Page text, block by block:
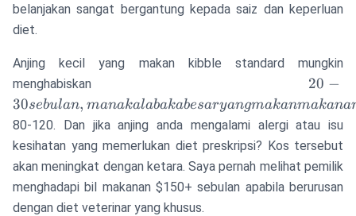
belanjakan sangat bergantung kepada saiz dan keperluan
diet.
Anjing kecil yang makan kibble standard mungkin
menghabiskan 20-30
baka
besar
yang
makan
20 −
30sebulan, manakalabakabesaryang
80-120. Dan jika anjing anda mengalami alergi atau isu
kesihatan yang memerlukan diet preskripsi? Kos tersebut
akan meningkat dengan ketara. Saya pernah melihat pemilik
menghadapi bil makanan $150+ sebulan apabila berurusan
dengan diet veterinar yang khusus.